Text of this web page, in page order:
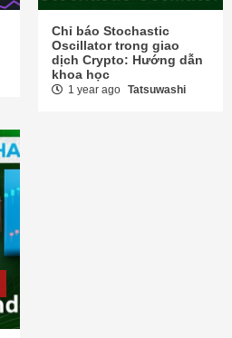
Chỉ báo Stochastic
Oscillator trong giao
dịch Crypto: Hướng dẫn
khoa học
1 year ago Tatsuwashi